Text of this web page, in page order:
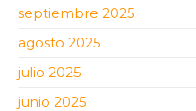
septiembre 2025
agosto 2025
julio 2025
junio 2025